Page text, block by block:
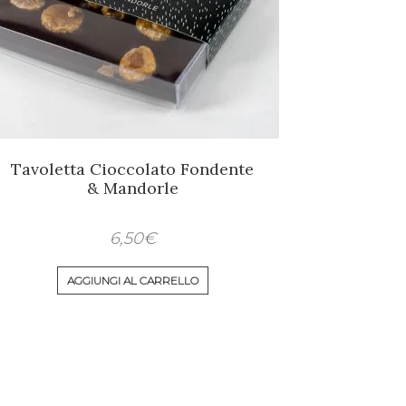
Tavoletta Cioccolato Fondente
& Mandorle
6,50€
AGGIUNGI AL CARRELLO